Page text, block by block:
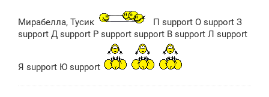
щ
е
н
Мирабелла, Тусик
П support О support З
support Д support Р support support В support Л support
Я support Ю support